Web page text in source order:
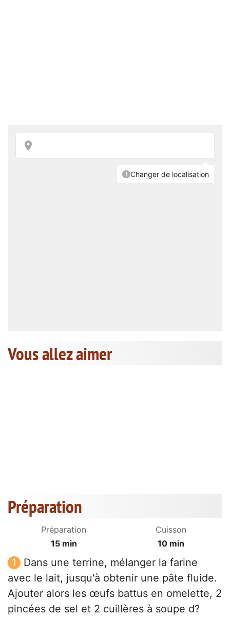
Vous allez aimer
Préparation
Préparation
15 min
Cuisson
10 min
Dans une terrine, mélanger la farine
avec le lait, jusqu'à obtenir une pâte fluide.
Ajouter alors les œufs battus en omelette, 2
pincées de sel et 2 cuillères à soupe d?